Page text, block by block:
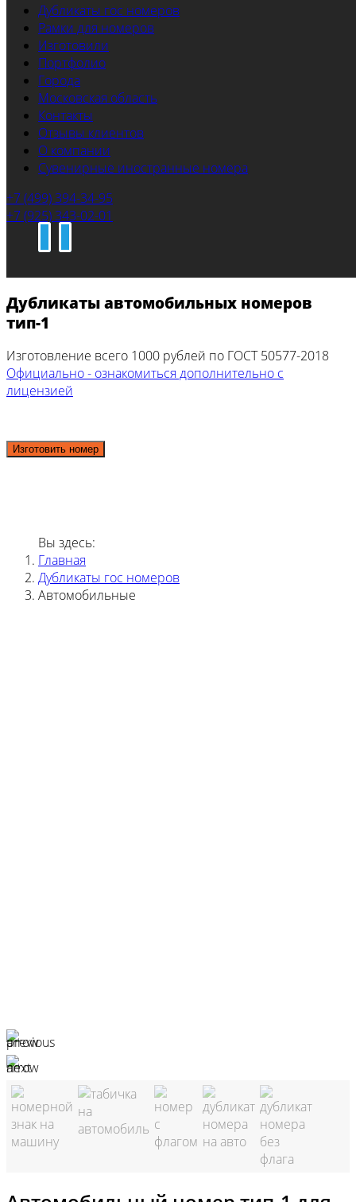
Дубликаты гос номеров
Рамки для номеров
Изготовили
Портфолио
Города
Московская область
Контакты
Отзывы клиентов
О компании
Сувенирные иностранные номера
+7 (499) 394-34-95
+7 (925) 343-02-01
Дубликаты автомобильных номеров
тип-1
Изготовление всего 1000 рублей по ГОСТ 50577-2018
Официально - ознакомиться дополнительно с
лицензией
Изготовить номер
Вы здесь:
Главная
Дубликаты гос номеров
Автомобильные